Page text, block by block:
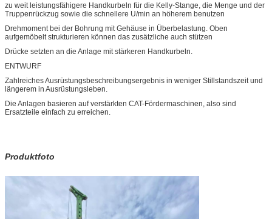
Ertragstandard
Europäisches III
Kelly-Stange
Art
Ineinander greifen
Reibung
Section*length
4*15000 (Standard)
Tiefe
zu weit leistungsfähigere Handkurbeln für die Kelly-Stange, die Menge und der
Truppenrückzug sowie die schnellere U/min an höherem benutzen
Drehmoment bei der Bohrung mit Gehäuse in Überbelastung. Oben
aufgemöbelt strukturieren können das zusätzliche auch stützen
Drücke setzten an die Anlage mit stärkeren Handkurbeln.
ENTWURF
Zahlreiches Ausrüstungsbeschreibungsergebnis in weniger Stillstandszeit und
längerem in Ausrüstungsleben.
Die Anlagen basieren auf verstärkten CAT-Fördermaschinen, also sind
Ersatzteile einfach zu erreichen.
Produktfoto